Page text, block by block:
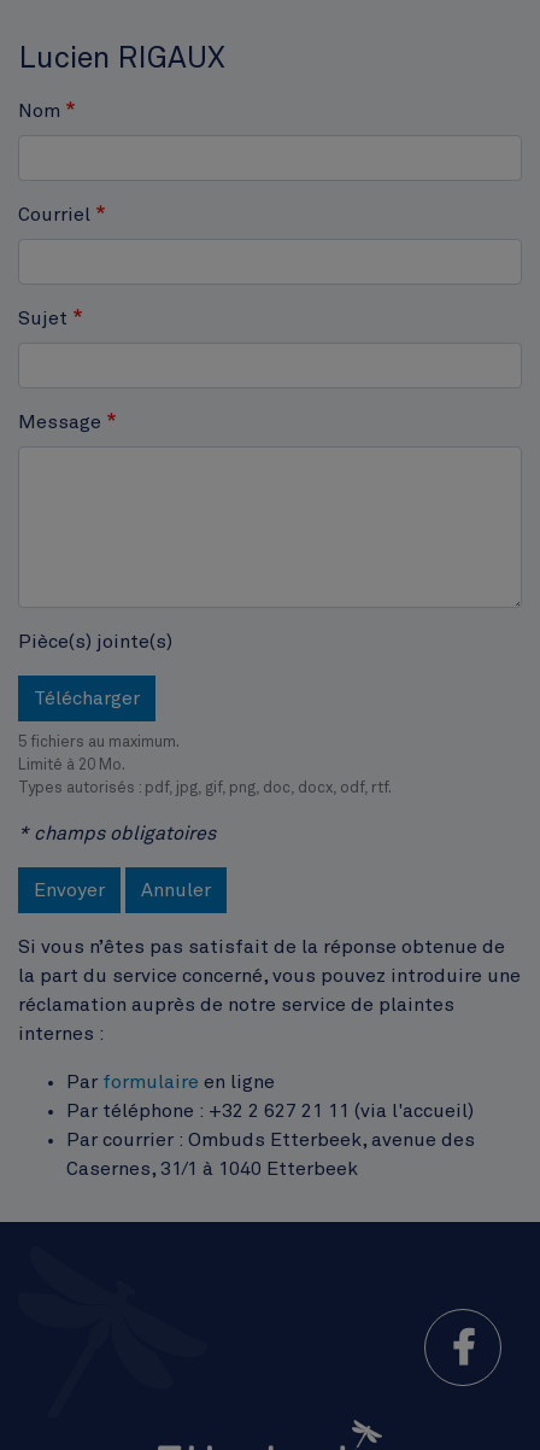
Lucien RIGAUX
Nom
Courriel
Sujet
Message
Pièce(s) jointe(s)
Télécharger
5 fichiers au maximum.
Limité à 20 Mo.
Types autorisés : pdf, jpg, gif, png, doc, docx, odf, rtf.
* champs obligatoires
Envoyer Annuler
Si vous n’êtes pas satisfait de la réponse obtenue de
la part du service concerné, vous pouvez introduire une
réclamation auprès de notre service de plaintes
internes :
Par formulaire en ligne
Par téléphone : +32 2 627 21 11 (via l'accueil)
Par courrier : Ombuds Etterbeek, avenue des
Casernes, 31/1 à 1040 Etterbeek